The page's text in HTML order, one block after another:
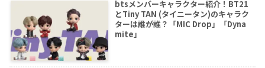
btsメンバーキャラクター紹介！BT21
とTiny TAN (タイニータン)のキャラク
ターは誰が誰？「MIC Drop」「Dyna
mite」